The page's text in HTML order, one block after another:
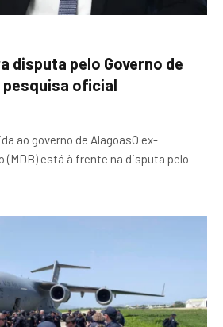
disputa pelo Governo de
pesquisa oficial
ao governo de AlagoasO ex-
(MDB) está à frente na disputa pelo